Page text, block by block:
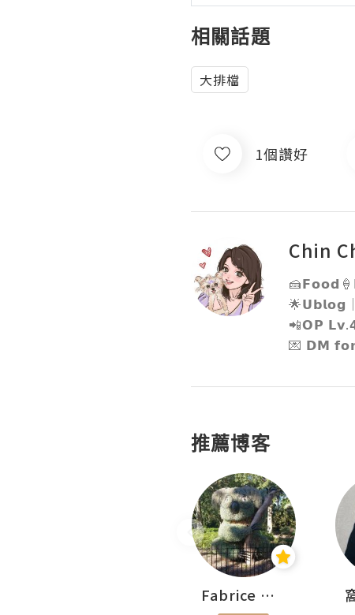
相關話題
大排檔
1個讚好
Chin
🌟𝗨𝗯𝗹𝗼𝗴
📲𝗢𝗣
💌 𝗗𝗠
推薦博客
Fabrice 嚐味